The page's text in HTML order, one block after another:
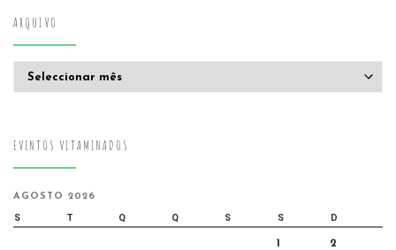
ARQUIVO
EVENTOS VITAMINADOS
AGOSTO 2026
S T Q Q S S D
1 2